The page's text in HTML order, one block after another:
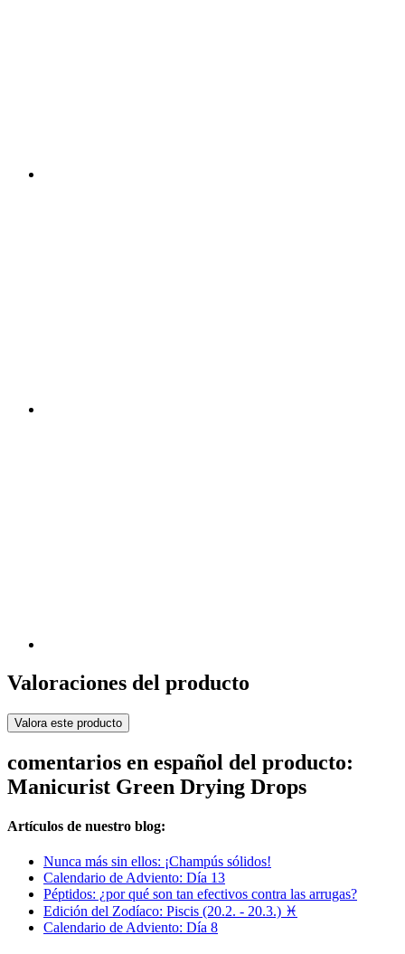
Valoraciones del producto
Valora este producto
comentarios en español del producto:
Manicurist Green Drying Drops
Artículos de nuestro blog:
Nunca más sin ellos: ¡Champús sólidos!
Calendario de Adviento: Día 13
Péptidos: ¿por qué son tan efectivos contra las arrugas?
Edición del Zodíaco: Piscis (20.2. - 20.3.) ♓
Calendario de Adviento: Día 8